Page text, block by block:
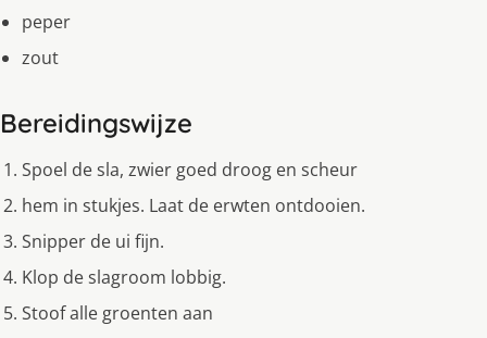
peper
zout
Bereidingswijze
Spoel de sla, zwier goed droog en scheur
hem in stukjes. Laat de erwten ontdooien.
Snipper de ui fijn.
Klop de slagroom lobbig.
Stoof alle groenten aan